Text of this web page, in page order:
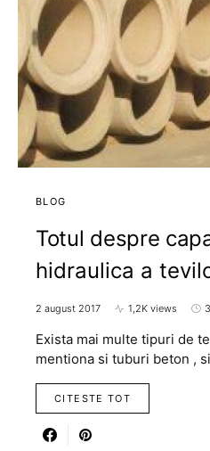
BLOG
Totul despre
hidraulica a
2 august 2017 1,2K views
Exista mai multe tipuri de
mentiona si tuburi beton ,
CITESTE TOT